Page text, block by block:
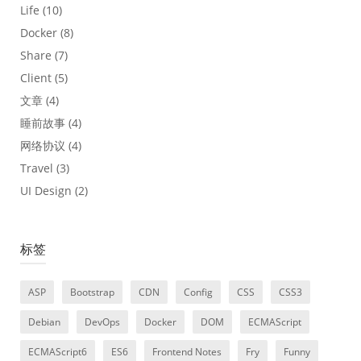
Life (10)
Docker (8)
Share (7)
Client (5)
文章 (4)
睡前故事 (4)
网络协议 (4)
Travel (3)
UI Design (2)
标签
ASP Bootstrap CDN Config CSS CSS3
Debian DevOps Docker DOM ECMAScript
ECMAScript6 ES6 Frontend Notes Fry Funny